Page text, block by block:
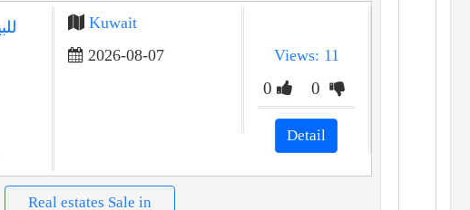
Kuwait
2026-08-07
Views: 11
0 0
Detail
Real estates Sale in